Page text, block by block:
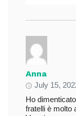
Anna
July 15,
Ho
fratelli è molto